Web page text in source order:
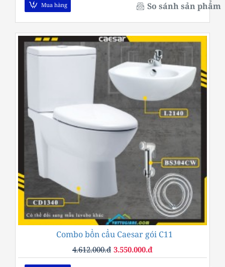
Mua hàng So sánh sản phẩm
Combo bồn cầu Caesar gói C11
3.550.000.đ
4.612.000.đ